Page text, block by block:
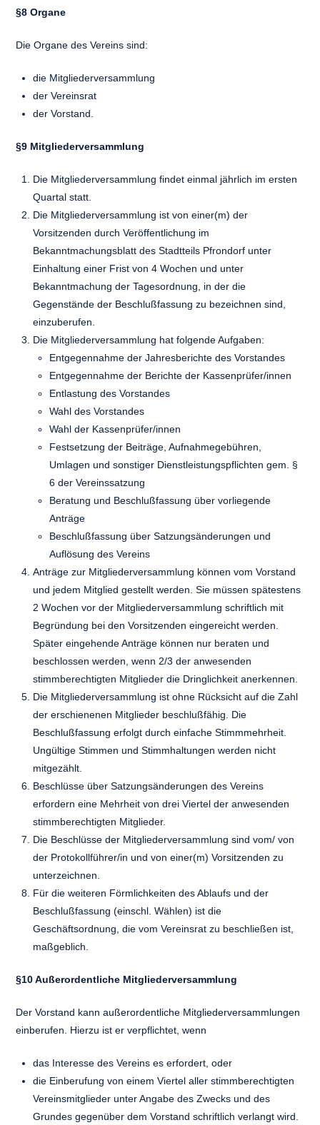
§8 Organe
Die Organe des Vereins sind:
die Mitgliederversammlung
der Vereinsrat
der Vorstand.
§9 Mitgliederversammlung
Die Mitgliederversammlung findet einmal jährlich im ersten
Quartal statt.
Die Mitgliederversammlung ist von einer(m) der
Vorsitzenden durch Veröffentlichung im
Bekanntmachungsblatt des Stadtteils Pfrondorf unter
Einhaltung einer Frist von 4 Wochen und unter
Bekanntmachung der Tagesordnung, in der die
Gegenstände der Beschlußfassung zu bezeichnen sind,
einzuberufen.
Die Mitgliederversammlung hat folgende Aufgaben:
Entgegennahme der Jahresberichte des Vorstandes
Entgegennahme der Berichte der Kassenprüfer/innen
Entlastung des Vorstandes
Wahl des Vorstandes
Wahl der Kassenprüfer/innen
Festsetzung der Beiträge, Aufnahmegebühren,
Umlagen und sonstiger Dienstleistungspflichten gem. §
6 der Vereinssatzung
Beratung und Beschlußfassung über vorliegende
Anträge
Beschlußfassung über Satzungsänderungen und
Auflösung des Vereins
Anträge zur Mitgliederversammlung können vom Vorstand
und jedem Mitglied gestellt werden. Sie müssen spätestens
2 Wochen vor der Mitgliederversammlung schriftlich mit
Begründung bei den Vorsitzenden eingereicht werden.
Später eingehende Anträge können nur beraten und
beschlossen werden, wenn 2/3 der anwesenden
stimmberechtigten Mitglieder die Dringlichkeit anerkennen.
Die Mitgliederversammlung ist ohne Rücksicht auf die Zahl
der erschienenen Mitglieder beschlußfähig. Die
Beschlußfassung erfolgt durch einfache Stimmmehrheit.
Ungültige Stimmen und Stimmhaltungen werden nicht
mitgezählt.
Beschlüsse über Satzungsänderungen des Vereins
erfordern eine Mehrheit von drei Viertel der anwesenden
stimmberechtigten Mitglieder.
Die Beschlüsse der Mitgliederversammlung sind vom/ von
der Protokollführer/in und von einer(m) Vorsitzenden zu
unterzeichnen.
Für die weiteren Förmlichkeiten des Ablaufs und der
Beschlußfassung (einschl. Wählen) ist die
Geschäftsordnung, die vom Vereinsrat zu beschließen ist,
maßgeblich.
§10 Außerordentliche Mitgliederversammlung
Der Vorstand kann außerordentliche Mitgliederversammlungen
einberufen. Hierzu ist er verpflichtet, wenn
das Interesse des Vereins es erfordert, oder
die Einberufung von einem Viertel aller stimmberechtigten
Vereinsmitglieder unter Angabe des Zwecks und des
Grundes gegenüber dem Vorstand schriftlich verlangt wird.